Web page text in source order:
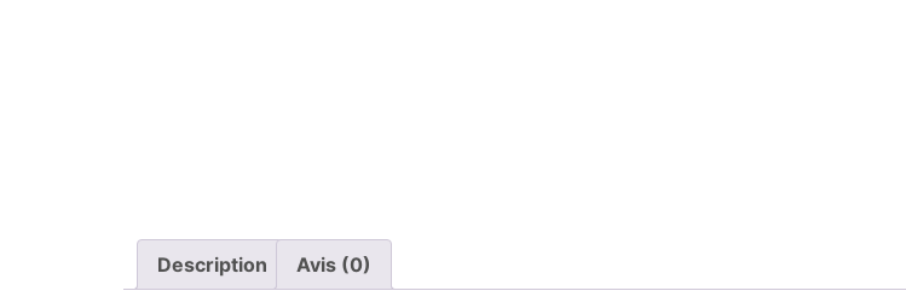
Description Avis (0)